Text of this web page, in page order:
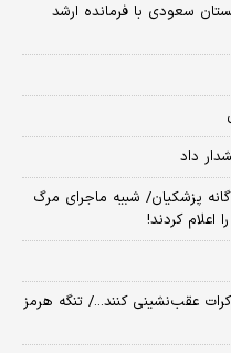
سعودی با فرمانده ارشد
داد
واکنش مهاجرانی به ادعای استعفای ۲۸ گانه پزشکیان/ شبیه ماجرای مرگ
عقب‌نشینی کنند.../ تنگه هرمز